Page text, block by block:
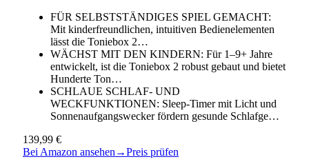
FÜR SELBSTSTÄNDIGES SPIEL GEMACHT:
Mit kinderfreundlichen, intuitiven Bedienelementen
lässt die Toniebox 2…
WÄCHST MIT DEN KINDERN: Für 1–9+ Jahre
entwickelt, ist die Toniebox 2 robust gebaut und bietet
Hunderte Ton…
SCHLAUE SCHLAF- UND
WECKFUNKTIONEN: Sleep-Timer mit Licht und
Sonnenaufgangswecker fördern gesunde Schlafge…
139,99 €
Bei Amazon ansehen →Preis prüfen